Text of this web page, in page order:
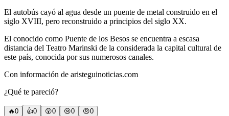
El autobús cayó al agua desde un puente de metal construido en el
siglo XVIII, pero reconstruido a principios del siglo XX.
El conocido como Puente de los Besos se encuentra a escasa
distancia del Teatro Marinski de la considerada la capital cultural de
este país, conocida por sus numerosos canales.
Con información de aristeguinoticias.com
¿Qué te pareció?
🔥0 👍0 😲0 😢0 😠0